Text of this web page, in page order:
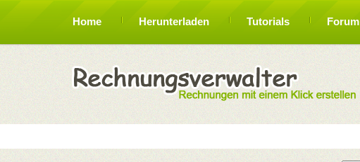
Home Herunterladen Tutorials Forum